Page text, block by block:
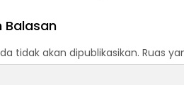
SERET
KARAKTER
KEPRI!
Balasan
tidak akan dipublikasikan. Ruas